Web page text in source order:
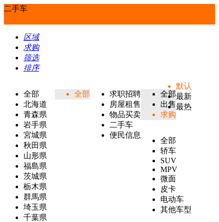
二手车
区域
求购
筛选
排序
全部
北海道
青森県
岩手県
宮城県
秋田県
山形県
福島県
茨城県
栃木県
群馬県
埼玉県
千葉県
全部
求职招聘
房屋租售
物品买卖
二手车
便民信息
全部
出售
求购
全部
轿车
SUV
MPV
微面
皮卡
电动车
其他车型
默认
最新
最热